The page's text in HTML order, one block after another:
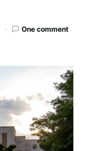
One comment